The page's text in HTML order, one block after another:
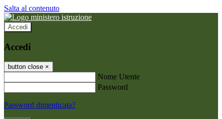
Salta al contenuto
Accedi
Accedi
button close ×
Nome Utente
Password
Password dimenticata?